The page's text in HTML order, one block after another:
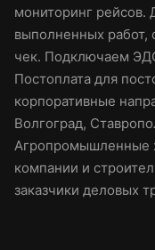
мониторинг рейсов.
выполненных работ,
чек. Подключаем
Постоплата для
корпоративные
Волгоград,
Агропромышленные
компании и
заказчики деловых